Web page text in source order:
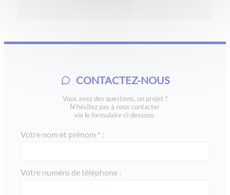
CONTACTEZ-NOUS
Vous avez des questions, un projet ?
N’hésitez pas à nous contacter
via le formulaire ci-dessous.
Votre nom et prénom * :
Votre numéro de téléphone :